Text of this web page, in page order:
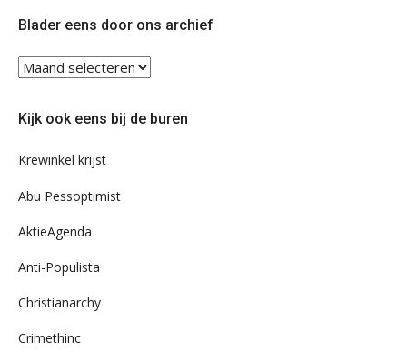
Blader eens door ons archief
Blader
ons
Kijk ook eens bij de buren
Krewinkel krijst
Abu Pessoptimist
AktieAgenda
Anti-Populista
Christianarchy
Crimethinc